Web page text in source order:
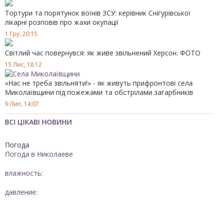
09:12
Миколаївському районі поліцейські затримали
підозрюваного у крадіжці
16:00
збірної України U-20 став чемпіоном Європи Дивізіону
B
14:33
Спортсмени Миколаївщини – переможці та призери
Кубка України з легкої атлетики
11:20
Викрав із квартири заощадження в іноземній валюті: у
Первомайську поліцейські повідомили про підозру
09:53
У Миколаєві водій Renault збив п'ятирічного хлопчика
13:24
Миколаївські спортсмени вибороли дві медалі на
Тортури та порятунок воїнів ЗСУ: керівник Снігурівської
лікарні розповів про жахи окупації
1 Гру, 20:15
Світлий час повернувся: як живе звільнений Херсон. ФОТО
15 Лис, 18:12
«Нас не треба звільняти!» - як живуть прифронтові села
Миколаївщини під пожежами та обстрілами загарбників
9 Лип, 14:07
ВСІ ЦІКАВІ НОВИНИ
Погода
Погода в Николаеве
влажность:
давление: